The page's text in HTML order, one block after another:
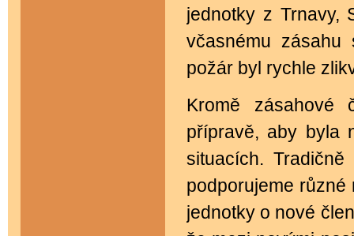
jednotky z Trnavy,
včasnému
požár byl rychle
Kromě zásahové
přípravě, aby byla
situacích.
podporujeme
jednotky o nové